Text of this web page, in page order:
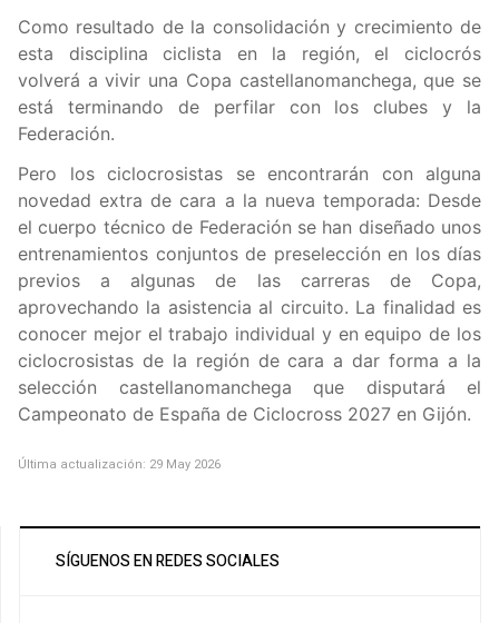
Como resultado de la consolidación y crecimiento de
esta disciplina ciclista en la región, el ciclocrós
volverá a vivir una Copa castellanomanchega, que se
está terminando de perfilar con los clubes y la
Federación.
Pero los ciclocrosistas se encontrarán con alguna
novedad extra de cara a la nueva temporada: Desde
el cuerpo técnico de Federación se han diseñado unos
entrenamientos conjuntos de preselección en los días
previos a algunas de las carreras de Copa,
aprovechando la asistencia al circuito. La finalidad es
conocer mejor el trabajo individual y en equipo de los
ciclocrosistas de la región de cara a dar forma a la
selección castellanomanchega que disputará el
Campeonato de España de Ciclocross 2027 en Gijón.
Última actualización: 29 May 2026
SÍGUENOS EN REDES SOCIALES